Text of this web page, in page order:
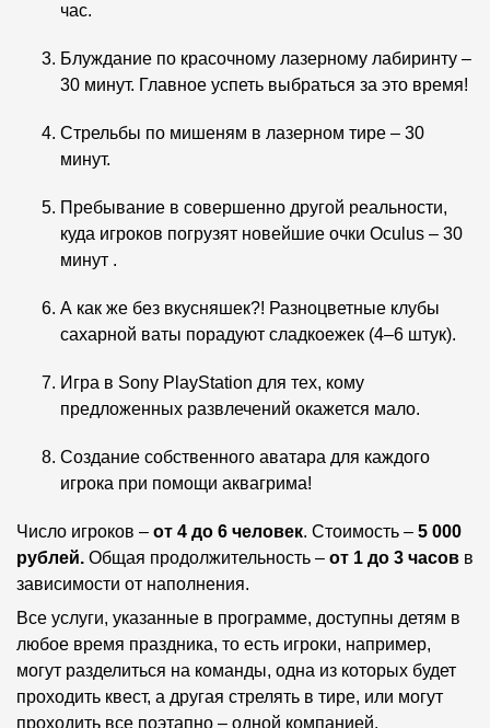
час.
Блуждание по красочному лазерному лабиринту –
30 минут. Главное успеть выбраться за это время!
Стрельбы по мишеням в лазерном тире – 30
минут.
Пребывание в совершенно другой реальности,
куда игроков погрузят новейшие очки Oculus – 30
минут .
А как же без вкусняшек?! Разноцветные клубы
сахарной ваты порадуют сладкоежек (4–6 штук).
Игра в Sony PlayStation для тех, кому
предложенных развлечений окажется мало.
Создание собственного аватара для каждого
игрока при помощи аквагрима!
Число игроков – от 4 до 6 человек. Стоимость – 5 000
рублей. Общая продолжительность – от 1 до 3 часов в
зависимости от наполнения.
Все услуги, указанные в программе, доступны детям в
любое время праздника, то есть игроки, например,
могут разделиться на команды, одна из которых будет
проходить квест, а другая стрелять в тире, или могут
проходить все поэтапно – одной компанией.